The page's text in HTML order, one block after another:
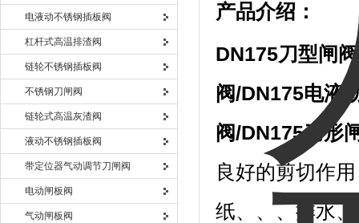
电液动不锈钢插板阀
杠杆式高温排渣阀
链轮不锈钢插板阀
不锈钢刀闸阀
链轮式高温灰渣阀
液动不锈钢插板阀
带定位器气动调节刀闸阀
电动闸板阀
气动闸板阀
产品介绍：
DN175刀型闸阀
阀/DN175电液
阀/DN175刀形
良好的剪切作
纸、、、排水